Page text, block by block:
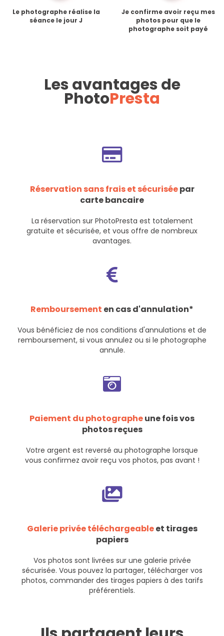
Le photographe réalise la
séance le jour J
Je confirme avoir reçu mes
photos pour que le
photographe soit payé
Les avantages de
PhotoPresta
Réservation sans frais et sécuriséepar
carte bancaire
La réservation sur PhotoPresta est totalement
gratuite et sécurisée, et vous offre de nombreux
avantages.
Remboursement en cas d'annulation*
Vous bénéficiez de nos conditions d'annulations et de
remboursement, si vous annulez ou si le photographe
annule.
Paiement du photographeune fois vos
photos reçues
Votre argent est reversé au photographe lorsque
vous confirmez avoir reçu vos photos, pas avant !
Galerie privée téléchargeableet tirages
papiers
Vos photos sont livrées sur une galerie privée
sécurisée. Vous pouvez la partager, télécharger vos
photos, commander des tirages papiers à des tarifs
préférentiels.